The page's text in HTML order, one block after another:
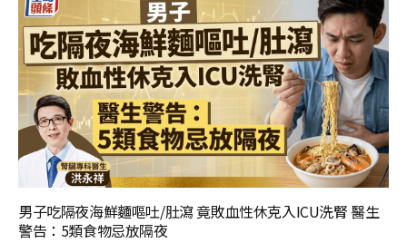
男子吃隔夜海鮮麵嘔吐/肚瀉 竟敗血性休克入ICU洗腎 醫生
警告：5類食物忌放隔夜